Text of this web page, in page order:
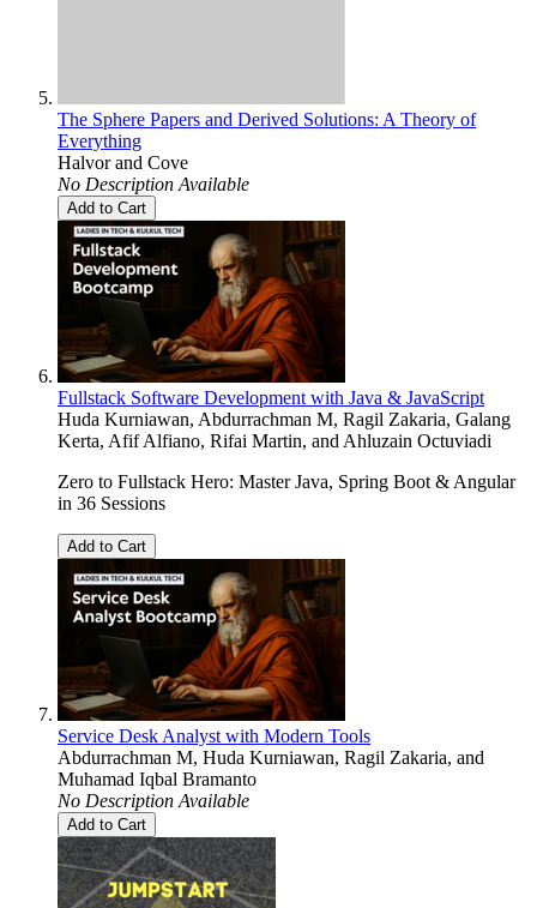
The Sphere Papers and Derived Solutions: A Theory of
Everything
Halvor and Cove
No Description Available
Add to Cart
Fullstack Software Development with Java & JavaScript
Huda Kurniawan, Abdurrachman M, Ragil Zakaria, Galang
Kerta, Afif Alfiano, Rifai Martin, and Ahluzain Octuviadi
Zero to Fullstack Hero: Master Java, Spring Boot & Angular
in 36 Sessions
Add to Cart
Service Desk Analyst with Modern Tools
Abdurrachman M, Huda Kurniawan, Ragil Zakaria, and
Muhamad Iqbal Bramanto
No Description Available
Add to Cart